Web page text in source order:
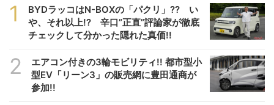
1
BYDラッコはN-BOXの「パクリ」?? い
や、それ以上!? 辛口”正直”評論家が徹底
チェックして分かった隠れた真価!!
2
エアコン付きの3輪モビリティ!! 都市型小
型EV「リーン3」の販売網に豊田通商が
参加!!